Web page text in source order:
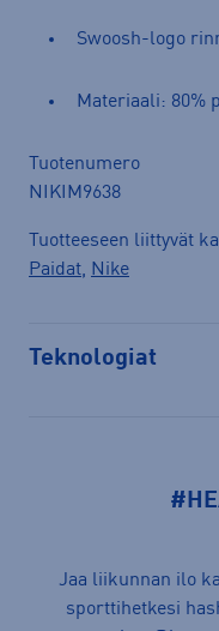
Swoosh-logo
Materiaali: 80%
Tuotenumero
NIKIM9638
Tuotteeseen liittyvät
Paidat, Nike
Teknologiat
Jaa liikunnan ilo
sporttihetkesi